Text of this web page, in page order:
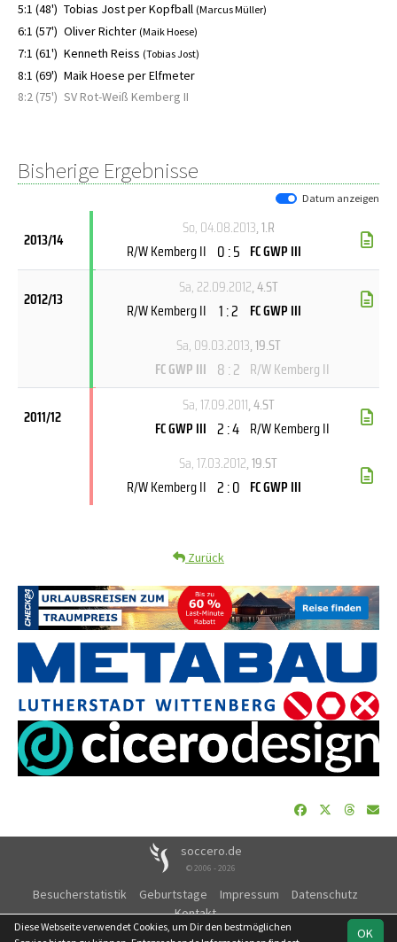
5:1 (48') Tobias Jost per Kopfball (Marcus Müller)
6:1 (57') Oliver Richter (Maik Hoese)
7:1 (61') Kenneth Reiss (Tobias Jost)
8:1 (69') Maik Hoese per Elfmeter
8:2 (75') SV Rot-Weiß Kemberg II
Bisherige Ergebnisse
Datum anzeigen
2013/14
So, 04.08.2013, 1.R
R/W Kemberg II 0 : 5 FC GWP III
2012/13
Sa, 22.09.2012, 4.ST
R/W Kemberg II 1 : 2 FC GWP III
Sa, 09.03.2013, 19.ST
FC GWP III 8 : 2 R/W Kemberg II
2011/12
Sa, 17.09.2011, 4.ST
FC GWP III 2 : 4 R/W Kemberg II
Sa, 17.03.2012, 19.ST
R/W Kemberg II 2 : 0 FC GWP III
Zurück
soccero.de
© 2006 - 2026
Besucherstatistik Geburtstage Impressum
Datenschutz
Kontakt
OK
Diese Webseite verwendet Cookies, um Dir den bestmöglichen